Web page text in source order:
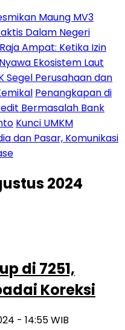
Maung MV3
Dalam Negeri
Ampat: Ketika Izin
Ekosistem Laut
Segel Perusahaan dan
Penangkapan di
Bermasalah Bank
Kunci UMKM
dan Pasar, Komunikasi
2024
di 7251,
Koreksi
- 14:55 WIB